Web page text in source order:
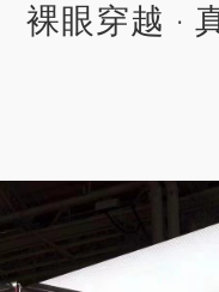
裸眼穿越 ·